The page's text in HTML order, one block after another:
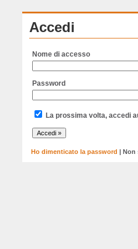
Accedi
Nome di accesso
Password
La prossima volta, accedi
Ho dimenticato la password |